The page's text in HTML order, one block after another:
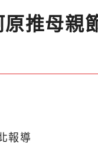
推母親
報導